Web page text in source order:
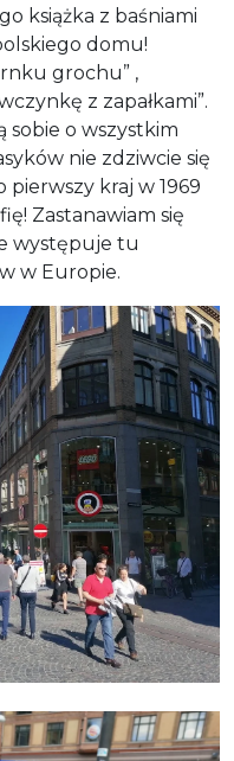
książka z baśniami
domu!
grochu” ,
z zapałkami”.
sobie o wszystkim
nie zdziwcie się
pierwszy kraj w 1969
Zastanawiam się
występuje tu
w Europie.